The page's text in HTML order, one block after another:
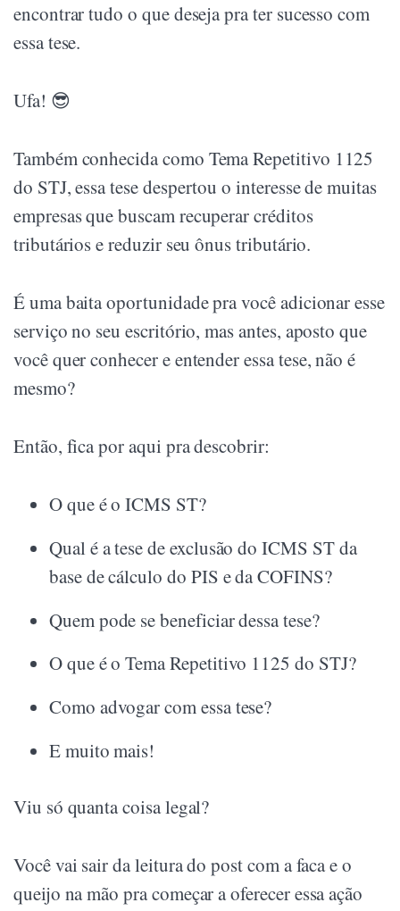
encontrar tudo o que deseja pra ter sucesso com
essa tese.
Ufa! 😎
Também conhecida como Tema Repetitivo 1125
do STJ, essa tese despertou o interesse de muitas
empresas que buscam recuperar créditos
tributários e reduzir seu ônus tributário.
É uma baita oportunidade pra você adicionar esse
serviço no seu escritório, mas antes, aposto que
você quer conhecer e entender essa tese, não é
mesmo?
Então, fica por aqui pra descobrir:
O que é o ICMS ST?
Qual é a tese de exclusão do ICMS ST da
base de cálculo do PIS e da COFINS?
Quem pode se beneficiar dessa tese?
O que é o Tema Repetitivo 1125 do STJ?
Como advogar com essa tese?
E muito mais!
Viu só quanta coisa legal?
Você vai sair da leitura do post com a faca e o
queijo na mão pra começar a oferecer essa ação